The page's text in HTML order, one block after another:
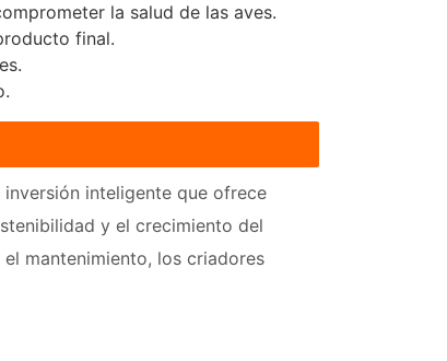
la salud de las aves.
final.
inteligente que ofrece
y el crecimiento del
mantenimiento, los criadores